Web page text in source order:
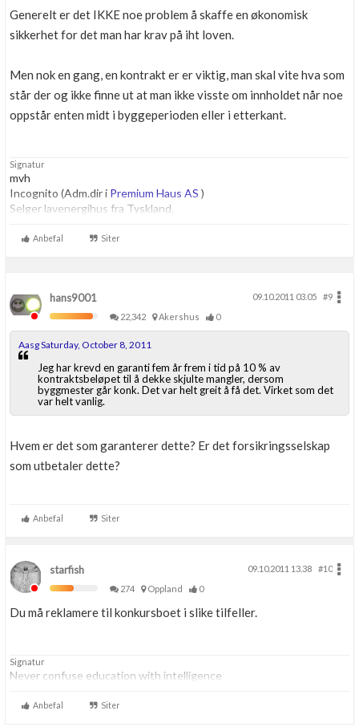
Generelt er det IKKE noe problem å skaffe en økonomisk
sikkerhet for det man har krav på iht loven.
Men nok en gang, en kontrakt er er viktig, man skal vite hva som
står der og ikke finne ut at man ikke visste om innholdet når noe
oppstår enten midt i byggeperioden eller i etterkant.
Signatur
mvh
Incognito (Adm.dir i Premium Haus AS )
Selger lavenergihus fra Tyskland.
Anbefal Siter
hans9001 09.10.2011 03.05
#9
22,342
Akershus 0
Aasg Saturday, October 8, 2011
Jeg har krevd en garanti fem år frem i tid på 10 % av
kontraktsbeløpet til å dekke skjulte mangler, dersom
byggmester går konk. Det var helt greit å få det. Virket som det
var helt vanlig.
Hvem er det som garanterer dette? Er det forsikringsselskap
som utbetaler dette?
Anbefal Siter
starfish 09.10.2011 13.38
#10
274
Oppland 0
Du må reklamere til konkursboet i slike tilfeller.
Signatur
Never confuse education with intelligence
Anbefal Siter